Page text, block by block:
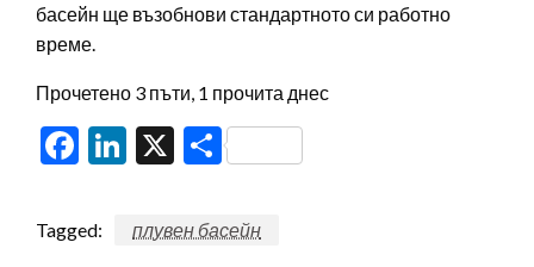
басейн ще възобнови стандартното си работно
време.
Прочетено 3 пъти, 1 прочита днес
Facebook
LinkedIn
X Share
Tagged: плувен басейн